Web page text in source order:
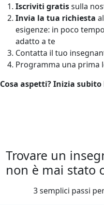
Iscriviti gratissulla
Invia la tua richiesta
esigenze: in poco
adatto a te
Contatta il tuo
Programma una prima
Cosa aspetti? Inizia
Trovare un
non è mai stato
3 semplici passi